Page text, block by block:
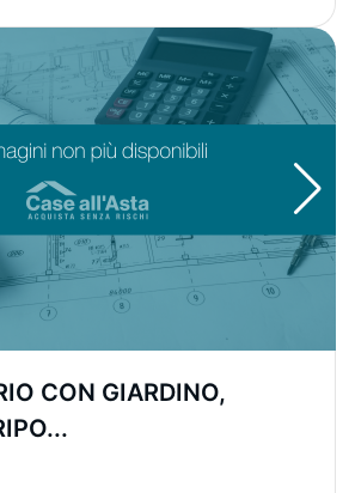
CON GIARDINO,